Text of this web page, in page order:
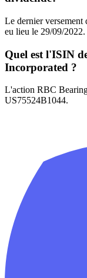
Le dernier versement
eu lieu le 29/09/2022.
Quel est l'ISIN
Incorporated ?
L'action RBC
US75524B1044.